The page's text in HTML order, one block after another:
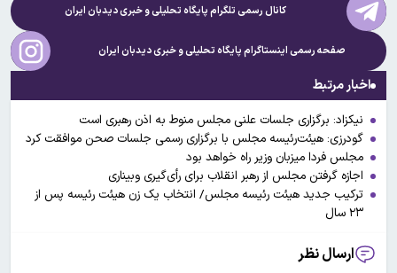
کانال رسمی تلگرام پایگاه تحلیلی و خبریدیدبان ایران
صفحه رسمی اینستاگرام پایگاه تحلیلی و خبریدیدبان ایران
اخبار مرتبط
نیکزاد: برگزاری جلسات علنی مجلس منوط به اذن رهبری است
گودرزی: هیئت‌رئیسه مجلس با برگزاری رسمی جلسات صحن موافقت کرد
مجلس فردا میزبان‌ وزیر راه خواهد بود
اجازه گرفتن مجلس از رهبر انقلاب برای رأی‌گیری وبیناری
ترکیب جدید هیئت رئیسه مجلس/ انتخاب یک زن هیئت رئیسه پس از
۲۳ سال
ارسال نظر